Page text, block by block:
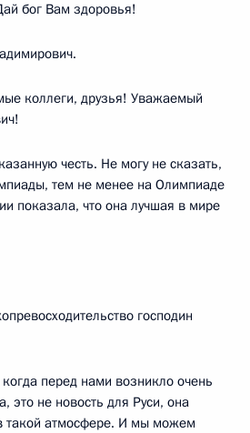
бог Вам здоровья!
коллеги, друзья! Уважаемый
честь. Не могу не сказать,
тем не менее на Олимпиаде
показала, что она лучшая в мире
господин
перед нами возникло очень
это не новость для Руси, она
такой атмосфере. И мы можем